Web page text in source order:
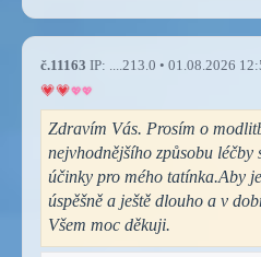
č.11163 IP: ....213.0 • 01.08.2026
Zdravím Vás. Prosím o
nejvhodnějšího způsobu
účinky pro mého tatínka.Aby
úspěšně a ještě dlouho a v
Všem moc děkuji.